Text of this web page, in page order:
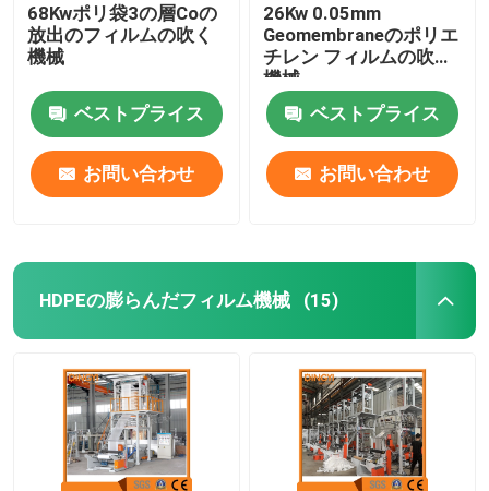
68Kwポリ袋3の層Coの
放出のフィルムの吹く
機械
ベストプライス
お問い合わせ
26Kw 0.05mm
Geomembraneのポリエ
チレン フィルムの吹く
機械
ベストプライス
お問い合わせ
HDPEの膨らんだフィルム機械 (15)